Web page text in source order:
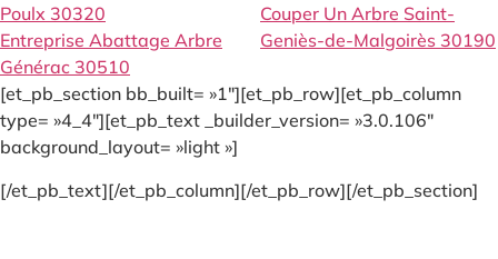
Poulx 30320
Entreprise Abattage Arbre
Générac 30510
Couper Un Arbre Saint-
Geniès-de-Malgoirès 30190
[et_pb_section bb_built= »1″][et_pb_row][et_pb_column
type= »4_4″][et_pb_text _builder_version= »3.0.106″
background_layout= »light »]
[/et_pb_text][/et_pb_column][/et_pb_row][/et_pb_section]